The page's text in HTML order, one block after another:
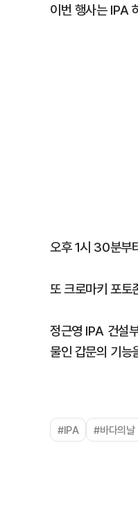
이번 행사는 IPA
오후 1시 30분부
또 크로마키 포토
정근영 IPA 건설
물인 갑문의 기능
#IPA #바다의날